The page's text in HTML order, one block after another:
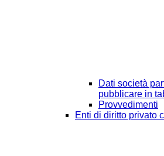
Dati società
pubblicare in
Provvedimenti
Enti di diritto privato